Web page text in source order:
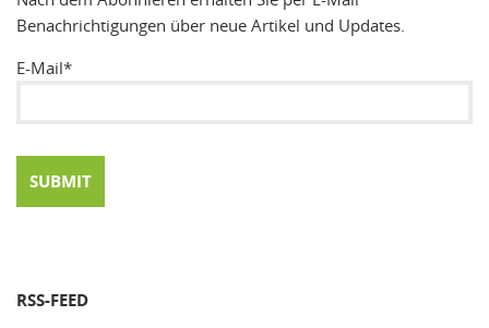
Benachrichtigungen über neue Artikel und Updates.
E-Mail*
RSS-FEED